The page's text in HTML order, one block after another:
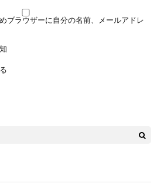
ブラウザーに自分の名前、メールアドレ